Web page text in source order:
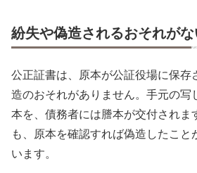
紛失や偽造されるおそれがな
公正証書は、原本が公証役場に保存
造のおそれがありません。手元の写
本を、債務者には謄本が交付されま
も、原本を確認すれば偽造したこと
います。